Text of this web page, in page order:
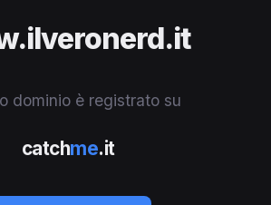
dominio è registrato su
catchme.it